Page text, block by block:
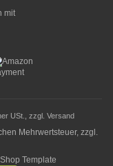
USt., zzgl. Versand
Mehrwertsteuer, zzgl.
Template